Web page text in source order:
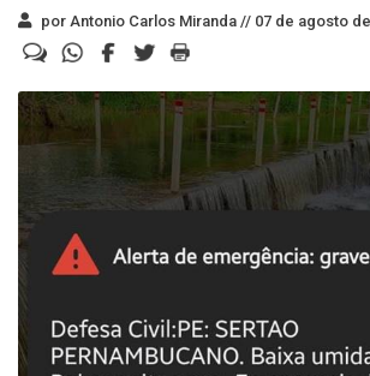
por Antonio Carlos Miranda // 07 de agosto